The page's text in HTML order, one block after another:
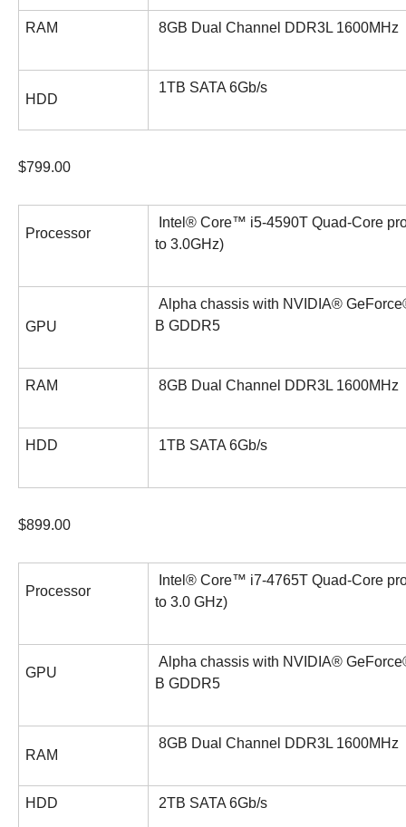
RAM 8GB Dual Channel DDR3L 1600MHz
HDD
1TB SATA 6Gb/s
$799.00
Processor
Intel® Core™ i5-4590T Quad-Core
to 3.0GHz)
GPU
Alpha chassis with NVIDIA®
B GDDR5
RAM 8GB Dual Channel DDR3L 1600MHz
HDD 1TB SATA 6Gb/s
$899.00
Processor
Intel® Core™ i7-4765T Quad-Core
to 3.0 GHz)
GPU
Alpha chassis with NVIDIA®
B GDDR5
RAM
8GB Dual Channel DDR3L 1600MHz
HDD 2TB SATA 6Gb/s